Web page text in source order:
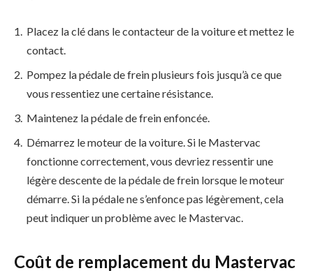
Placez la clé dans le contacteur de la voiture et mettez le
contact.
Pompez la pédale de frein plusieurs fois jusqu’à ce que
vous ressentiez une certaine résistance.
Maintenez la pédale de frein enfoncée.
Démarrez le moteur de la voiture. Si le Mastervac
fonctionne correctement, vous devriez ressentir une
légère descente de la pédale de frein lorsque le moteur
démarre. Si la pédale ne s’enfonce pas légèrement, cela
peut indiquer un problème avec le Mastervac.
Coût de remplacement du Mastervac